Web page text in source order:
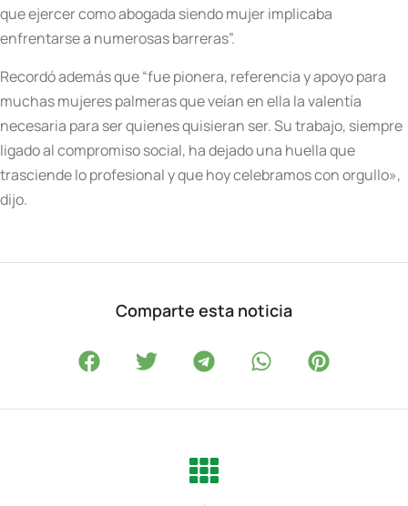
que ejercer como abogada siendo mujer implicaba
enfrentarse a numerosas barreras”.
Recordó además que “fue pionera, referencia y apoyo para
muchas mujeres palmeras que veían en ella la valentía
necesaria para ser quienes quisieran ser. Su trabajo, siempre
ligado al compromiso social, ha dejado una huella que
trasciende lo profesional y que hoy celebramos con orgullo»,
dijo.
Comparte esta noticia